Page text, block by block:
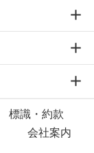
標識・約款
会社案内